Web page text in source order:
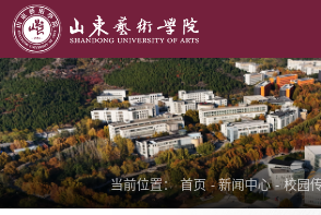
当前位置： 首页 - 新闻中心 - 校园